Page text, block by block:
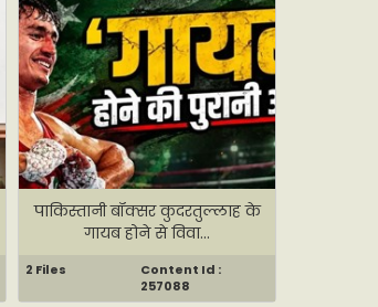
पाकिस्तानी बॉक्सर कुदरतुल्लाह के
गायब होने से विवा...
2 Files
Content Id :
257088